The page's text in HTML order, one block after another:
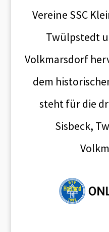
Vereine SSC
Twülpstedt
Volkmarsdorf
dem
steht für die
Sisbeck,